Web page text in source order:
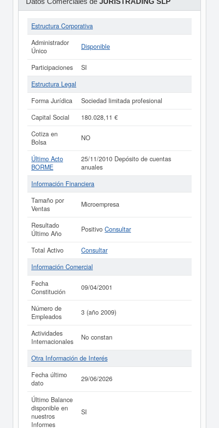
Estructura Corporativa
Administrador
Único
Disponible
Participaciones
SI
Estructura Legal
Forma Jurídica
Sociedad limitada profesional
Capital Social
180.028,11 €
Cotiza en
Bolsa
NO
Último Acto
BORME
25/11/2010 Depósito de cuentas
anuales
Información Financiera
Tamaño por
Ventas
Microempresa
Resultado
Último Año
Positivo Consultar
Total Activo
Consultar
Información Comercial
Fecha
Constitución
09/04/2001
Número de
Empleados
3 (año 2009)
Actividades
Internacionales
No constan
Otra Información de Interés
Fecha último
dato
29/06/2026
Último Balance
disponible en
nuestros
Informes
SI